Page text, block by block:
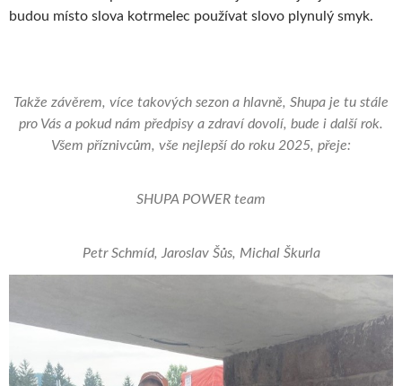
budou místo slova kotrmelec používat slovo plynulý smyk.
Takže závěrem, více takových sezon a hlavně, Shupa je tu stále
pro Vás a pokud nám předpisy a zdraví dovolí, bude i další rok.
Všem příznivcům, vše nejlepší do roku 2025, přeje:
SHUPA POWER team
Petr Schmíd, Jaroslav Šůs, Michal Škurla